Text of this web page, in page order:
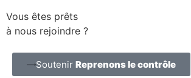
Vous êtes prêts
à nous rejoindre ?
Soutenir Reprenons le contrôle